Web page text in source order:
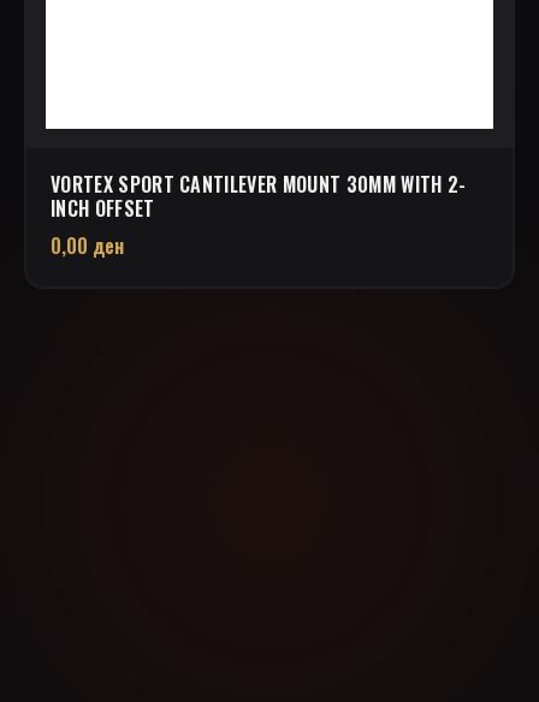
VORTEX SPORT CANTILEVER MOUNT 30MM WITH 2-
INCH OFFSET
0,00 ден